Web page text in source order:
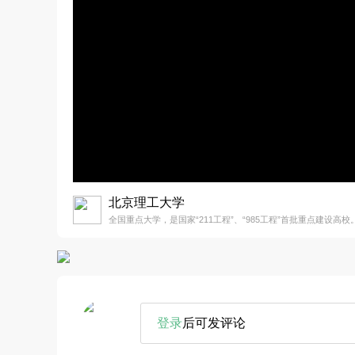
北京理工大学
全国重点大学，是国家“211工程”、“985工程”首批重点建设高校。
登录后可发评论